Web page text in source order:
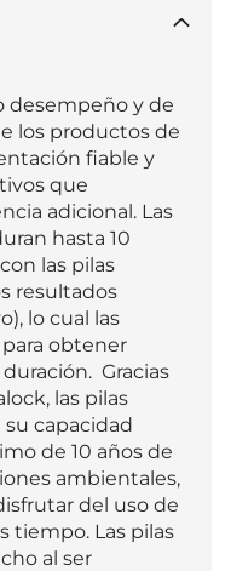
desempeño y de
los productos de
fiable y
que
adicional. Las
hasta 10
las pilas
resultados
lo cual las
obtener
Gracias
las pilas
capacidad
de 10 años de
ambientales,
del uso de
tiempo. Las pilas
al ser